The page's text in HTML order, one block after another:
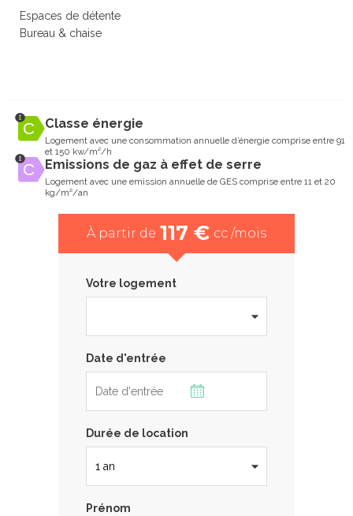
Espaces de détente
Bureau & chaise
Classe énergie
Logement avec une consommation annuelle d’énergie comprise entre 91
et 150 kw/m²/h
Emissions de gaz à effet de serre
Logement avec une emission annuelle de GES comprise entre 11 et 20
kg/m²/an
À partir de 117 € cc /mois
Votre logement
Date d'entrée
Durée de location
Prénom